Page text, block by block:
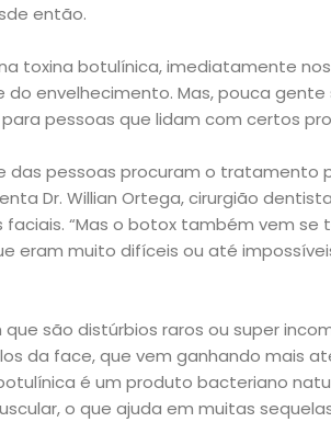
então.
toxina botulínica, imediatamente
do envelhecimento. Mas, pouca
pessoas que lidam com certos
das pessoas procuram o tratamento
Dr. Willian Ortega, cirurgião
“Mas o botox também vem se
eram muito difíceis ou até
são distúrbios raros ou super
da face, que vem ganhando mais
é um produto bacteriano
o que ajuda em muitas